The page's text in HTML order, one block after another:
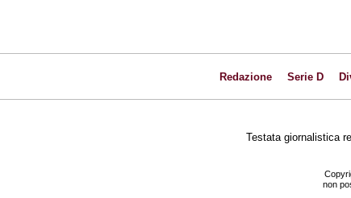
Redazione Serie D
Testata giornalistica
non